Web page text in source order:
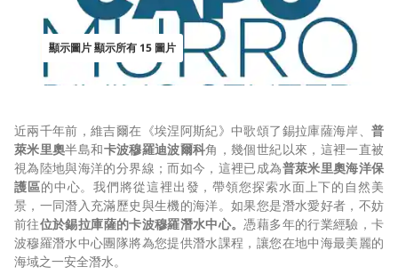
顯示圖片 顯示所有 15 圖片
近兩千年前，維吉爾在《埃涅阿斯紀》中歌頌了錫拉庫薩海岸、 普
萊米里奧半島和卡波穆羅迪波爾科角，幾個世紀以來，這裡一直被
視為陸地與海洋的分界線；而如今，這裡已成為普萊米里奧海洋保
護區的中心。我們將從這裡出發，帶領您探索水面上下的自然美
景，一同潛入充滿歷史與生機的海洋。如果您是潛水愛好者，不妨
前往位於錫拉庫薩的卡波穆羅潛水中心。憑藉多年的行業經驗，卡
波穆羅潛水中心團隊將為您提供潛水課程，讓您在地中海最美麗的
海域之一安全潛水。